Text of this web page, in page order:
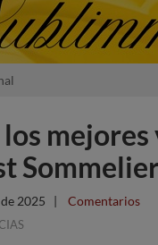
2025 | Comentarios